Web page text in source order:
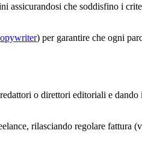
assicurandosi che soddisfino i
) per garantire che ogni
o direttori editoriali e
rilasciando regolare fattura